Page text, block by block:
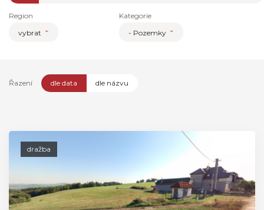
Region
vybrat
Kategorie
- Pozemky
Řazení dle data dle názvu
dražba